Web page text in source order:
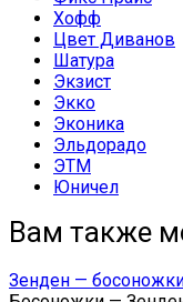
Хофф
Цвет Диванов
Шатура
Экзист
Экко
Эконика
Эльдорадо
ЭТМ
Юничел
Вам также
Зенден —